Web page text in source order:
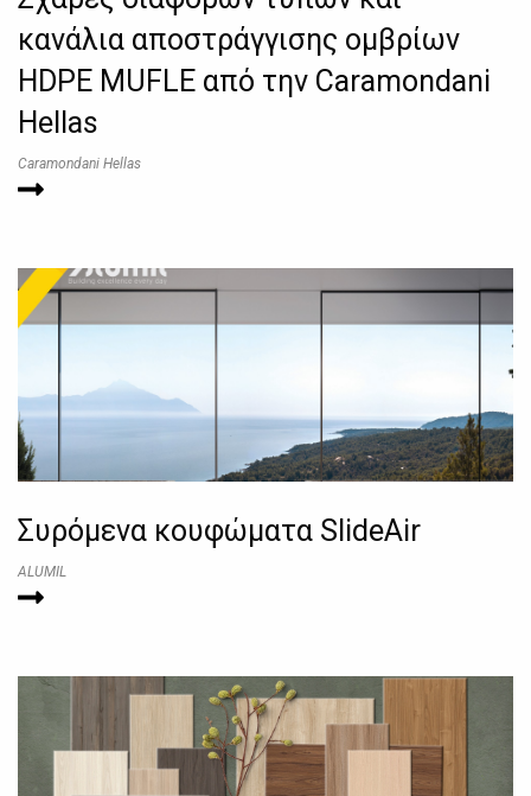
κανάλια αποστράγγισης ομβρίων
HDPE MUFLE από την Caramondani
Hellas
Caramondani Hellas
Συρόμενα κουφώματα SlideAir
ALUMIL